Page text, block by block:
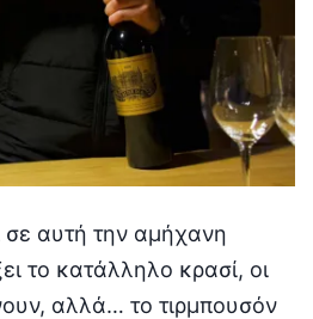
σε αυτή την αμήχανη
το κατάλληλο κρασί, οι
αλλά… το τιρμπουσόν